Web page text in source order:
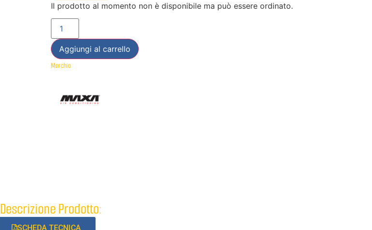
Il prodotto al momento non è disponibile ma può essere ordinato.
Aggiungi al carrello
Marchio
Descrizione Prodotto:
SCHEDA TECNICA